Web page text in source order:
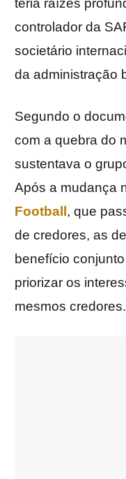
teria raízes
controlador da
societário
da administração
Segundo o
com a quebra do
sustentava o
Após a mudança
Football , que
de credores, as
benefício
priorizar os
mesmos credores.